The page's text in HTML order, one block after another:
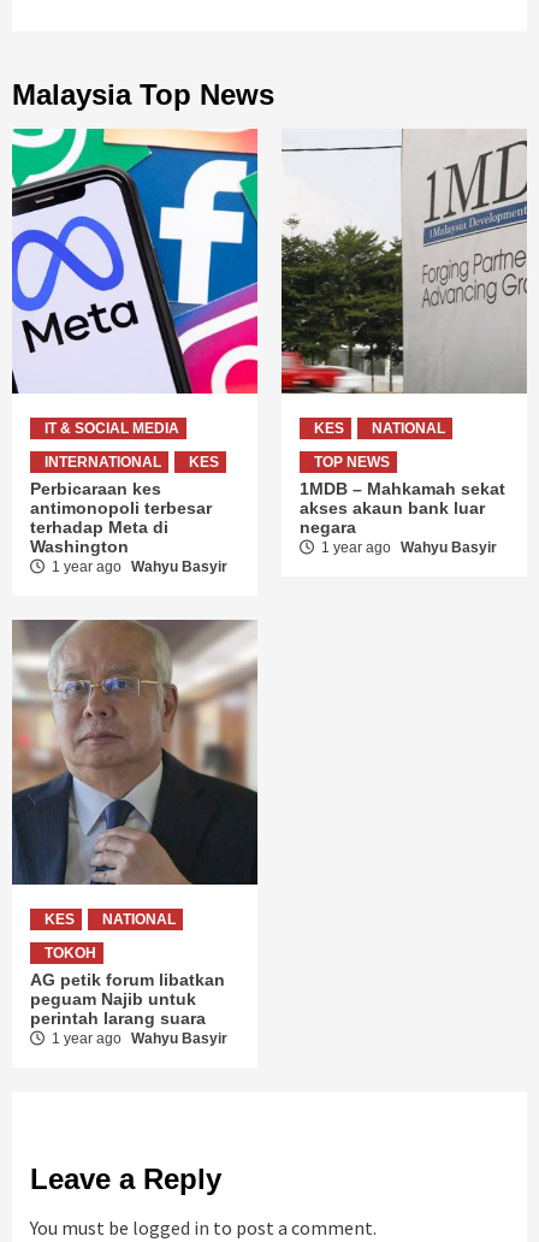
Malaysia Top News
IT & SOCIAL MEDIA
INTERNATIONAL
KES
Perbicaraan kes
antimonopoli terbesar
terhadap Meta di
Washington
1 year ago Wahyu Basyir
KES
NATIONAL
TOP NEWS
1MDB – Mahkamah sekat
akses akaun bank luar
negara
1 year ago Wahyu Basyir
KES
NATIONAL
TOKOH
AG petik forum libatkan
peguam Najib untuk
perintah larang suara
1 year ago Wahyu Basyir
Leave a Reply
You must be logged in to post a comment.